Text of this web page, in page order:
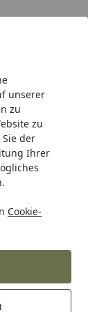
unserer
zu
zu
der
Ihrer
Cookie-
Hotline
& Pool-
520